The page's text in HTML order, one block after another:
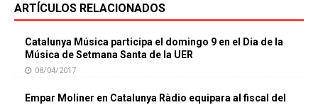
ARTÍCULOS RELACIONADOS
Catalunya Música participa el domingo 9 en el Dia de la
Música de Setmana Santa de la UER
08/04/2017
Empar Moliner en Catalunya Ràdio equipara al fiscal del